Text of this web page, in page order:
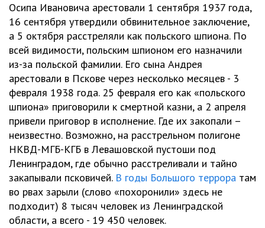
Осипа Ивановича арестовали 1 сентября 1937 года,
16 сентября утвердили обвинительное заключение,
а 5 октября расстреляли как польского шпиона. По
всей видимости, польским шпионом его назначили
из-за польской фамилии. Его сына Андрея
арестовали в Пскове через несколько месяцев - 3
февраля 1938 года. 25 февраля его как «польского
шпиона» приговорили к смертной казни, а 2 апреля
привели приговор в исполнение. Где их закопали –
неизвестно. Возможно, на расстрельном полигоне
НКВД-МГБ-КГБ в Левашовской пустоши под
Ленинградом, где обычно расстреливали и тайно
закапывали псковичей. В годы Большого террора там
во рвах зарыли (слово «похоронили» здесь не
подходит) 8 тысяч человек из Ленинградской
области, а всего - 19 450 человек.